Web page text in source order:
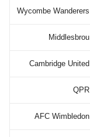
Wycombe Wanderers
Middlesbrou
Cambridge United
QPR
AFC Wimbledon